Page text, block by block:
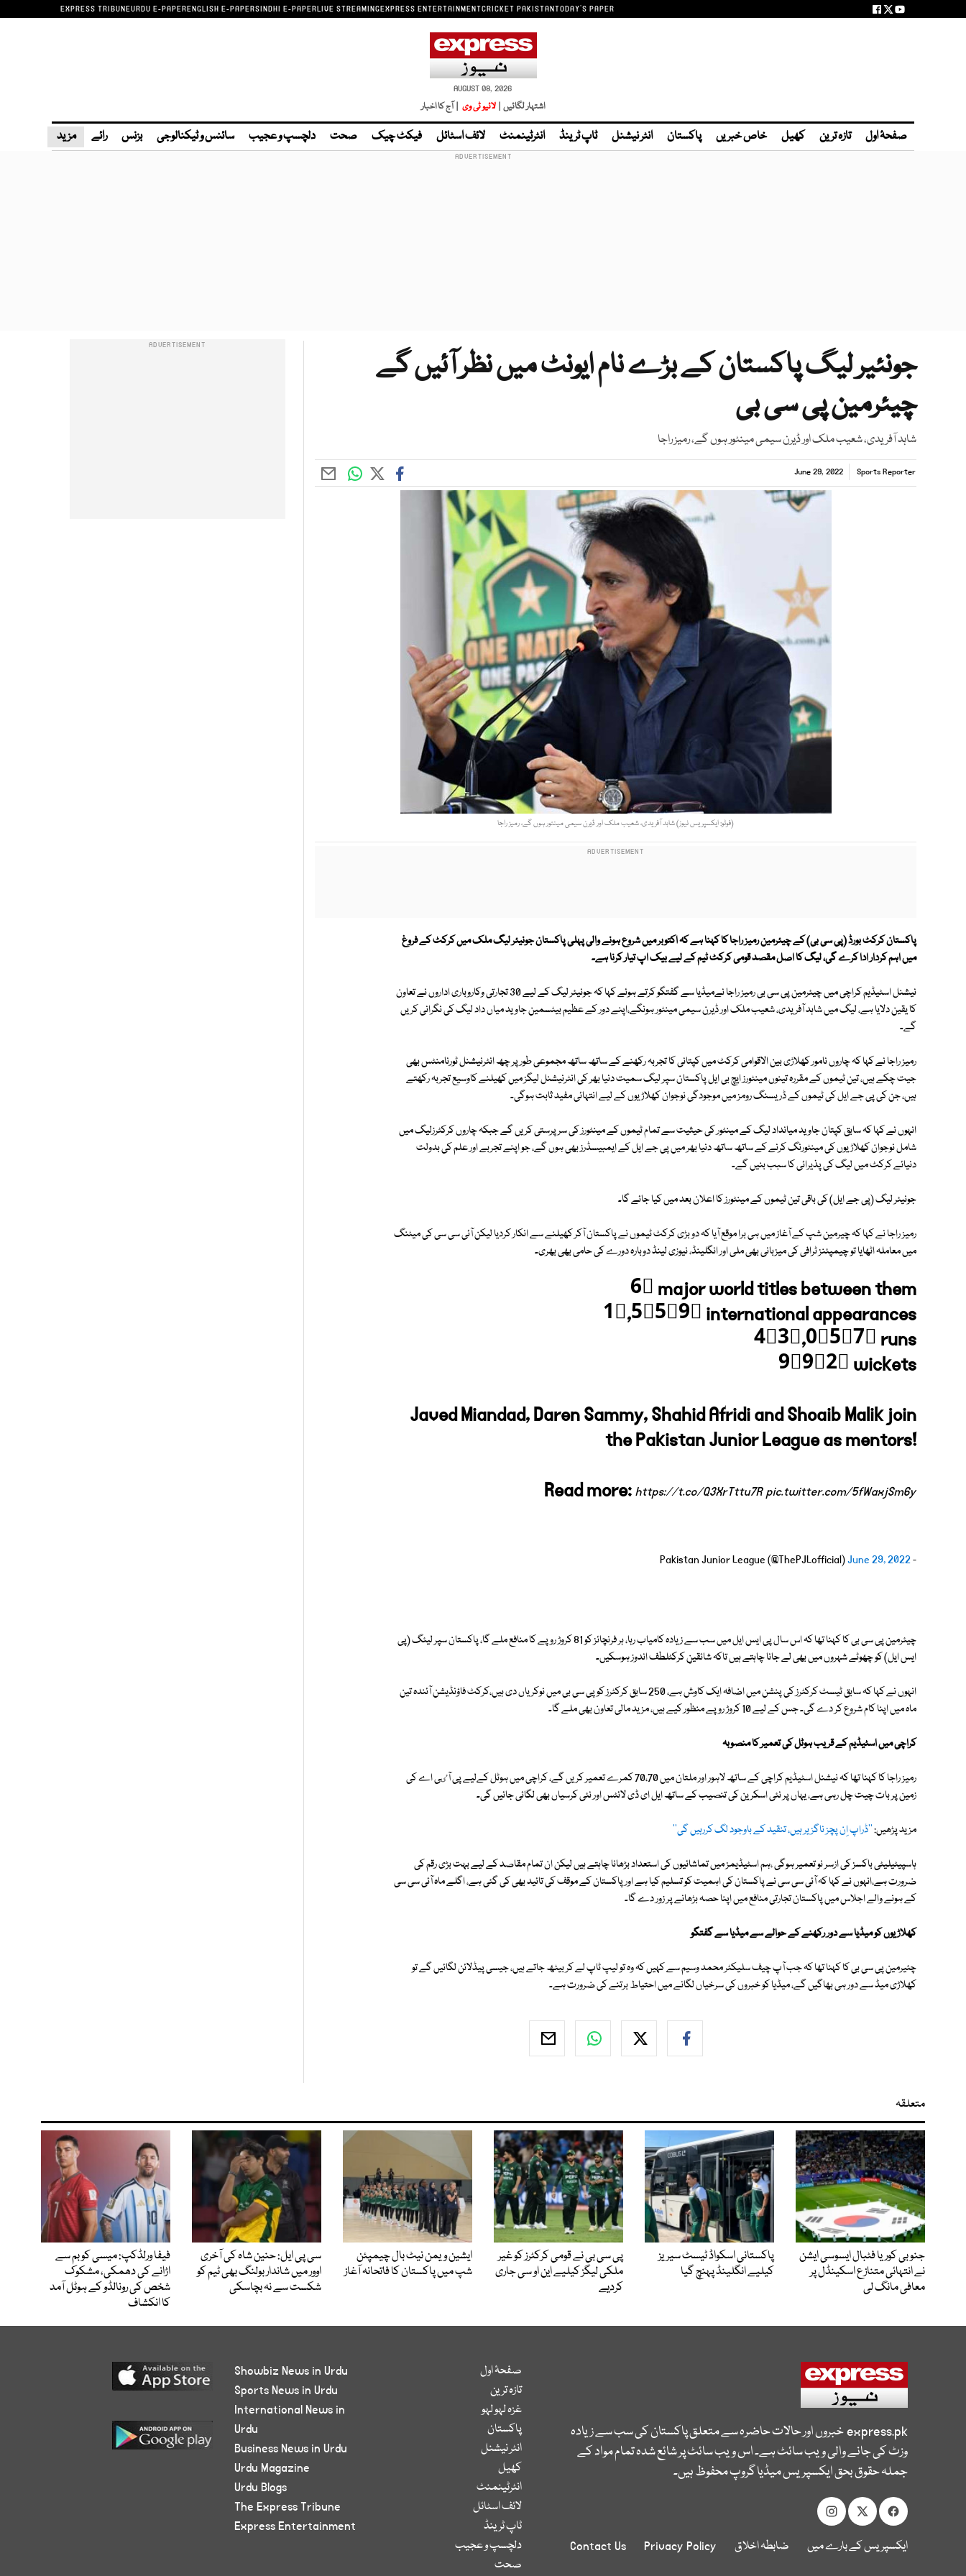
EXPRESS TRIBUNEURDU E-PAPERENGLISH E-PAPERSINDHI E-PAPERLIVE STREAMINGEXPRESS ENTERTAINMENTCRICKET PAKISTANTODAY'S PAPER
AUGUST 08, 2026
اشتہار لگائیں | لائیو ٹی وی | آج کا اخبار
صفحۂ اول تازہ ترین کھیل خاص خبریں پاکستان انٹر نیشنل ٹاپ ٹرینڈ انٹرٹینمنٹ لائف اسٹائل فیکٹ چیک صحت دلچسپ و عجیب سائنس و ٹیکنالوجی بزنس رائے مزید
جونئیر لیگ پاکستان کے بڑے نام ایونٹ میں نظر آئیں گے
چیئرمین پی سی بی
شاہد آفریدی، شعیب ملک اور ڈیرن سیمی مینٹور ہوں گے، رمیز راجا
Sports Reporter
June 29, 2022
(فوٹو: ایکسپریس نیوز) شاہد آفریدی، شعیب ملک اور ڈیرن سیمی مینٹور ہوں گے، رمیز راجا
پاکستان کرکٹ بورڈ (پی سی بی) کے چیئرمین رمیز راجا کا کہنا ہے کہ اکتوبر میں شروع ہونے والی پہلی پاکستان جونیئر لیگ ملک میں کرکٹ کے فروغ
میں اہم کردار ادا کرے گی، لیگ کا اصل مقصد قومی کرکٹ ٹیم کے لیے بیک اپ تیار کرنا ہے۔
نیشنل اسٹیڈیم کراچی میں چیئرمین پی سی بی رمیز راجا نےمیڈیا سے گفتگو کرتے ہوئے کہا کہ جونیئر لیگ کے لیے 30 تجارتی وکاروباری اداروں نے تعاون
کا یقین دلایا ہے، لیگ میں شاہد آفریدی، شعیب ملک اور ڈیرن سیمی مینٹور ہونگے،اپنے دور کے عظیم بیٹسمین جاوید میاں داد لیگ کی نگرانی کریں
گے۔
رمیز راجا نے کہا کہ چاروں نامور کھلاڑی بین الاقوامی کرکٹ میں کپتانی کا تجربہ رکھنے کے ساتھ ساتھ مجموعی طور پر چھ انٹرنیشنل ٹورنامنٹس بھی
جیت چکے ہیں، تین ٹیموں کے مقررہ تینوں مینٹورز ایچ بی ایل پاکستان سپر لیگ سمیت دنیا بھر کی انٹرنیشنل لیگز میں کھیلنے کاوسیع تجربہ رکھتے
ہیں، جن کی پی جے ایل کی ٹیموں کے ڈریسنگ رومز میں موجودگی نوجوان کھلاڑیوں کے لیے انتہائی مفید ثابت ہوگی۔
انہوں نے کہا کہ سابق کپتان جاوید میانداد لیگ کے مینٹور کی حیثیت سے تمام ٹیموں کے مینٹورز کی سرپرستی کریں گے جبکہ چاروں کرکٹرزلیگ میں
شامل نوجوان کھلاڑیوں کی مینٹورنگ کرنے کے ساتھ ساتھ دنیا بھر میں پی جے ایل کے ایمبیسڈرز بھی ہوں گے، جو اپنے تجربے اور علم کی بدولت
دنیائے کرکٹ میں لیگ کی پذیرائی کا سبب بنیں گے۔
جونیئر لیگ (پی جے ایل) کی باقی تین ٹیموں کے مینٹورز کا اعلان بعد میں کیا جائے گا۔
رمیز راجا نے کہا کہ چیرمین شپ کے آغاز میں ہی برا موقع آیا کہ دو بڑی کرکٹ ٹیموں نے پاکستان آکر کھیلنے سے انکار کردیا لیکن آئی سی سی کی میٹنگ
میں معاملہ اٹھایا تو چیمپئنز ٹرافی کی میزبانی بھی ملی اور انگلینڈ، نیوزی لینڈ دوبارہ دورے کی حامی بھی بھری۔
6⃣ major world titles between them
1⃣,5⃣5⃣9⃣ international appearances
4⃣3⃣,0⃣5⃣7⃣ runs
9⃣9⃣2⃣ wickets
Javed Miandad, Daren Sammy, Shahid Afridi and Shoaib Malik join
the Pakistan Junior League as mentors!
Read more: https://t.co/Q3XrTttu7R pic.twitter.com/5fWaxjSm6y
- Pakistan Junior League (@ThePJLofficial)
June 29, 2022
چیئرمین پی سی بی کا کہنا تھا کہ اس سال پی ایس ایل میں سب سے زیادہ کامیاب رہا، ہر فرنچائز کو 81 کروڑ روپے کا منافع ملے گا، پاکستان سپر لیئگ (پی
ایس ایل) کو چھوٹے شہروں میں بھی لے جانا چاہتے ہیں تاکہ شائقینِ کرکٹلطف اندوز ہوسکیں۔
انہوں نے کہا کہ سابق ٹیسٹ کرکٹرز کی پنشن میں اضافہ ایک کاوش ہے، 250 سابق کرکٹرز کو پی سی بی میں نوکریاں دی ہیں،کرکٹ فاؤنڈیشن آئندہ تین
ماہ میں اپنا کام شروع کر دے گی۔ جس کے لیے 10 کروڑ روپے منظور کیے ہیں، مزید مالی تعاون بھی ملے گا۔
کراچی میں اسٹیڈیم کے قریب ہوٹل کی تعمیر کا منصوبہ
رمیز راجا کا کہنا تھا کہ نیشنل اسٹیڈیم کراچی کے ساتھ لاہور اور ملتان میں 70،70 کمرے تعمیر کریں گے، کراچی میں ہوٹل کےلیے پی آٸی اے کی
زمین پر بات چیت چل رہی ہے، یہاں پر نئی اسکرین کی تنصیب کے ساتھ ایل ای ڈی لائٹس اور نئی کرسیاں بھی لگائی جائیں گی۔
مزید پڑھیں:''ڈراپ اِن پچز ناگزیر ہیں، تنقید کے باوجود لگ کررہیں گی''
ہاسپیٹیلیٹی باکسز کی ازسر نو تعمیر ہوگی ،ہم اسٹیڈیمز میں تماشائیوں کی استعداد بڑھانا چاہتے ہیں لیکن ان تمام مقاصد کے لیے بہت بڑی رقم کی
ضرورت ہے،انہوں نے کہا کہ آئی سی سی نے پاکستان کی اہمیت کو تسلیم کیا ہے اور پاکستان کے موقف کی تائید بھی کی گئی ہے، اگلے ماہ آئی سی سی
کے ہونے والے اجلاس میں پاکستان تجارتی منافع میں اپنا حصہ بڑھانے پر زور دے گا۔
کھلاڑیوں کو میڈیا سے دور رکھنے کے حوالے سے میڈیا سے گفتگو
چئیرمین پی سی بی کا کہنا تھا کہ جب آپ چیف سلیکٹر محمد وسیم سے کہیں کہ وہ تو لیپ ٹاپ لے کر بیٹھ جاتے ہیں، جیسی پیڈلائن لگائیں گے تو
کھلاڑی میڈ سے دور ہی بھاگیں گے، میڈیا کو خبروں کی سرخیاں لگانے میں احتیاط برتنے کی ضرورت ہے۔
متعلقہ
جنوبی کوریا فٹبال ایسوسی ایشن
نے انتہائی متنازع اسکینڈل پر
معافی مانگ لی
پاکستانی اسکواڈ ٹیسٹ سیریز
کیلیے انگلینڈ پہنچ گیا
پی سی بی نے قومی کرکٹرز کو غیر
ملکی لیگز کیلیے این او سی جاری
کردیے
ایشین ویمن نیٹ بال چیمپئن
شپ میں پاکستان کا فاتحانہ آغاز
سی پی ایل: حنین شاہ کی آخری
اوور میں شاندار بولنگ بھی ٹیم کو
شکست سے نہ بچاسکی
فیفا ورلڈکپ: میسی کو بم سے
اڑانے کی دھمکی، مشکوک
شخص کی رونالڈو کے ہوٹل آمد
کا انکشاف
express.pkخبروں اور حالات حاضرہ سے متعلق پاکستان کی سب سے زیادہ
وزٹ کی جانے والی ویب سائٹ ہے۔ اس ویب سائٹ پر شائع شدہ تمام مواد کے
جملہ حقوق بحق ایکسپریس میڈیا گروپ محفوظ ہیں۔
ایکسپریس کے بارے میں ضابطہ اخلاق Privacy Policy
Contact Us
صفحۂ اول
تازہ ترین
غزہ لہو لہو
پاکستان
انٹر نیشنل
کھیل
انٹرٹینمنٹ
لائف اسٹائل
ٹاپ ٹرینڈ
دلچسپ و عجیب
صحت
Showbiz News in Urdu
Sports News in Urdu
International News in
Urdu
Business News in Urdu
Urdu Magazine
Urdu Blogs
The Express Tribune
Express Entertainment